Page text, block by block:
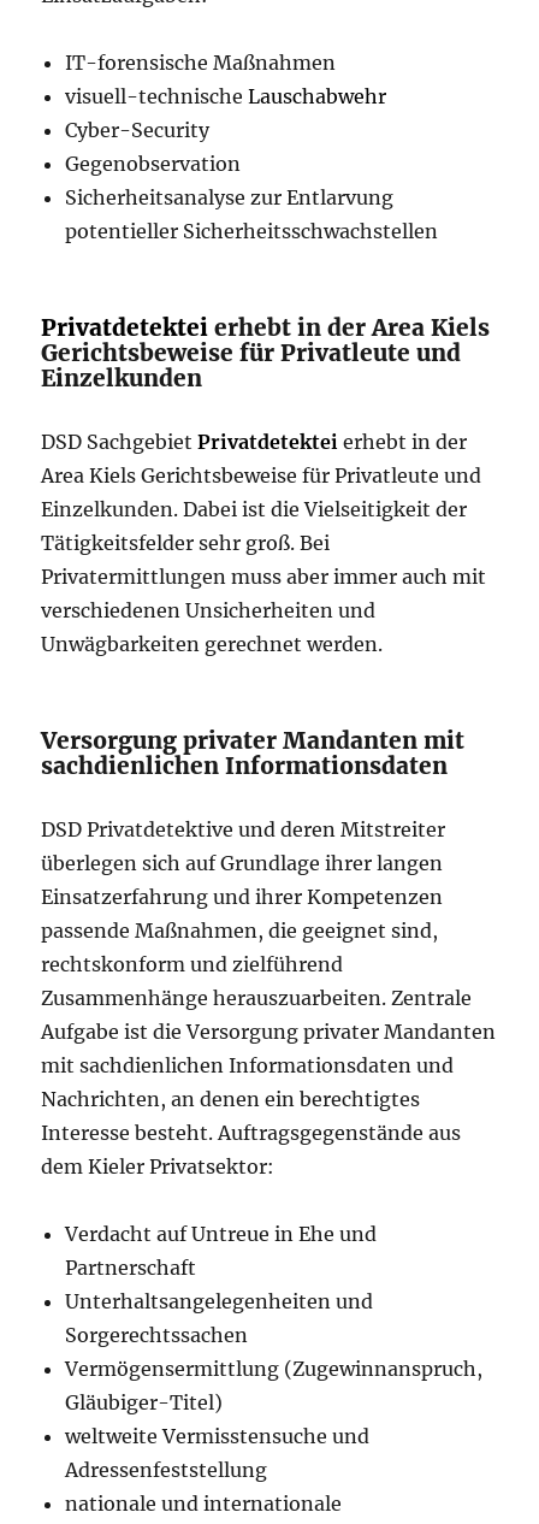
IT-forensische Maßnahmen
visuell-technischeLauschabwehr
Cyber-Security
Gegenobservation
Sicherheitsanalyse zur Entlarvung
potentieller Sicherheitsschwachstellen
Privatdetektei erhebt in der Area Kiels
Gerichtsbeweise für Privatleute und
Einzelkunden
DSD SachgebietPrivatdetektei erhebt in der
Area Kiels Gerichtsbeweise für Privatleute und
Einzelkunden. Dabei ist die Vielseitigkeit der
Tätigkeitsfelder sehr groß. Bei
Privatermittlungen muss aber immer auch mit
verschiedenen Unsicherheiten und
Unwägbarkeiten gerechnet werden.
Versorgung privater Mandanten mit
sachdienlichen Informationsdaten
DSD Privatdetektive und deren Mitstreiter
überlegen sich auf Grundlage ihrer langen
Einsatzerfahrung und ihrer Kompetenzen
passende Maßnahmen, die geeignet sind,
rechtskonform und zielführend
Zusammenhänge herauszuarbeiten. Zentrale
Aufgabe ist die Versorgung privater Mandanten
mit sachdienlichen Informationsdaten und
Nachrichten, an denen ein berechtigtes
Interesse besteht. Auftragsgegenstände aus
dem Kieler Privatsektor:
Verdacht auf Untreue in Ehe und
Partnerschaft
Unterhaltsangelegenheiten und
Sorgerechtssachen
Vermögensermittlung (Zugewinnanspruch,
Gläubiger-Titel)
weltweite Vermisstensuche und
Adressenfeststellung
nationale und internationale